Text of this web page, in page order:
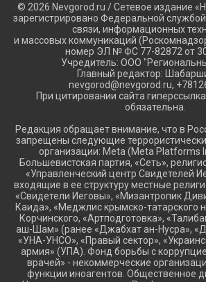
© 2026 Nevgorod.ru / Сетевое издание
зарегистрировано Федеральной
связи, информационных
и массовых коммуникаций
номер ЭЛ № ФС 77-82872 от
Учредитель: ООО
Главный редактор:
nevgorod@nevgorod.ru,
При цитировании сайта
обязательна.
Редакция обращает внимание, что в
запрещены следующие
организации: Meta (Meta Platforms
Большевистская партия, «Сеть»,
«Управленческий центр Свидетелей
входящие в ее структуру местные
«Свидетели Иеговы», «Мизантропик
Каида», «Меджлис крымско-татарского
Корчинского, «Артподготовка»,
аш-Шам» (ранее «Джабхат ан-Нусра»,
«УНА-УНСО», «Правый сектор»,
армия» (УПА). Фонд борьбы с
врачей» - некоммерческие
функции иноагентов. Общественное